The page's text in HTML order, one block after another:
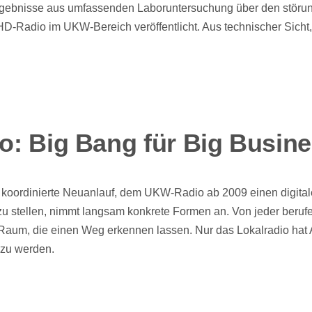
aus umfassenden Laboruntersuchung über den
Radio im UKW-Bereich veröffentlicht. Aus technischer
Big Bang für Big
koordinierte Neuanlauf, dem UKW-Radio ab 2009 einen
stellen, nimmt langsam konkrete Formen an. Von jeder
die einen Weg erkennen lassen. Nur das Lokalradio hat
werden.